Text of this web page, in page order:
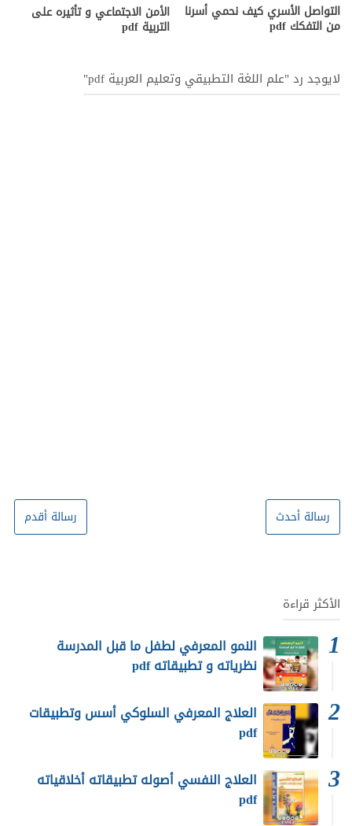
التواصل الأسري كيف نحمي أسرنا
من التفكك pdf
الأمن الاجتماعي و تأثيره على
التربية pdf
لايوجد رد "علم اللغة التطبيقي وتعليم العربية pdf"
رسالة أحدث رسالة أقدم
الأكثر قراءة
النمو المعرفي لطفل ما قبل المدرسة
نظرياته و تطبيقاته pdf
العلاج المعرفي السلوكي أسس وتطبيقات
pdf
العلاج النفسي أصوله تطبيقاته أخلاقياته
pdf